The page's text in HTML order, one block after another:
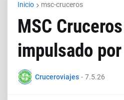
Inicio msc-cruceros
MSC
impulsado
Cruceroviajes - 7.5.26